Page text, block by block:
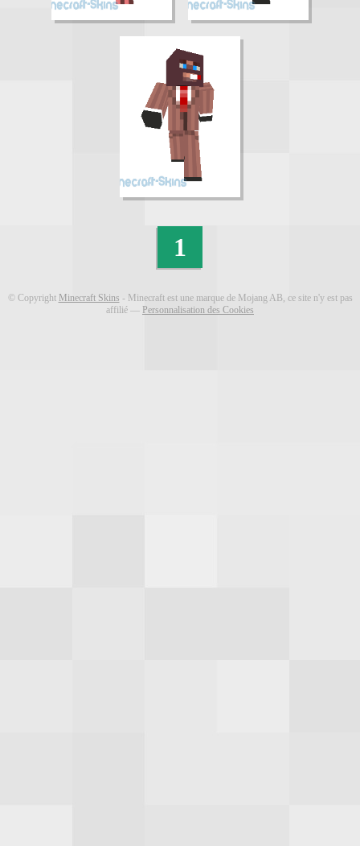
1
© Copyright Minecraft Skins - Minecraft est une marque de Mojang AB, ce site n'y est pas
affilié ― Personnalisation des Cookies